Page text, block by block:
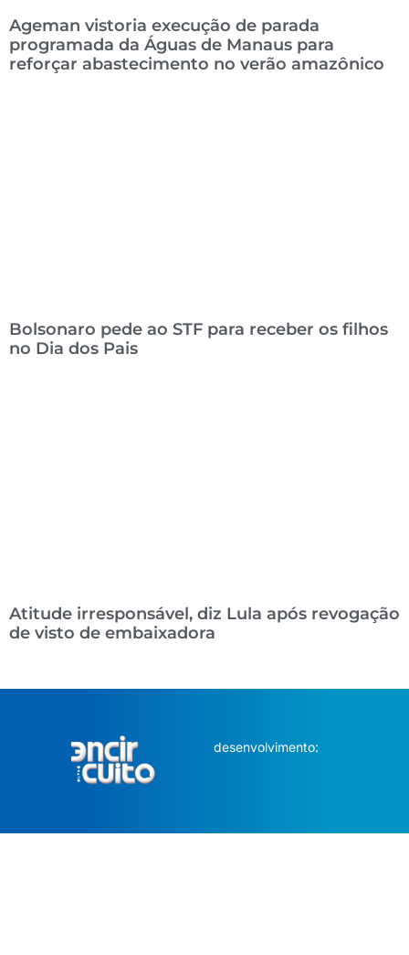
Ageman vistoria execução de parada
programada da Águas de Manaus para
reforçar abastecimento no verão amazônico
Bolsonaro pede ao STF para receber os filhos
no Dia dos Pais
Atitude irresponsável, diz Lula após revogação
de visto de embaixadora
desenvolvimento: